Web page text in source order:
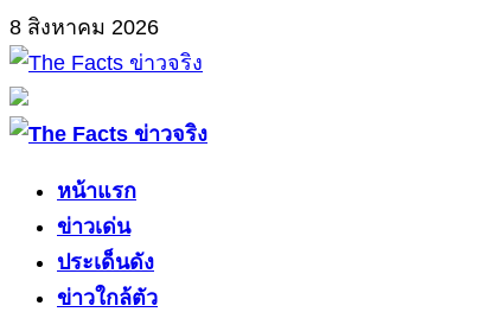
Skip
to
content
8 สิงหาคม 2026
Primary
หน้าแรก
ข่าวเด่น
ประเด็นดัง
ข่าวใกล้ตัว